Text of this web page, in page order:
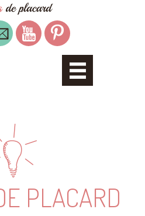
PLACARD